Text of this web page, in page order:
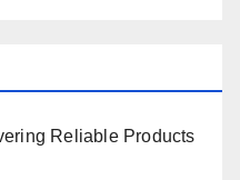
Reliable Products